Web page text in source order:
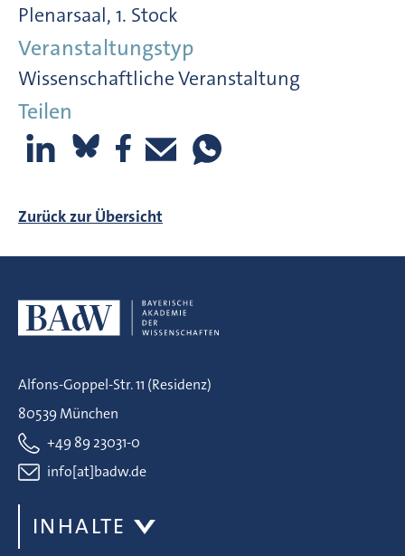
Plenarsaal, 1. Stock
Veranstaltungstyp
Wissenschaftliche Veranstaltung
Teilen
Zurück zur Übersicht
Alfons-Goppel-Str. 11 (Residenz)
80539 München
+49 89 23031-0
info[at]badw.de
INHALTE